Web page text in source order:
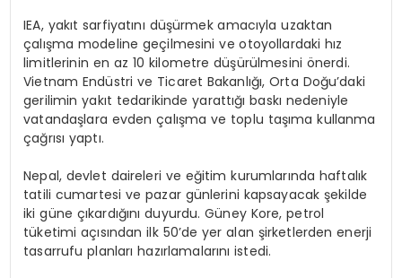
IEA, yakıt sarfiyatını düşürmek amacıyla uzaktan
çalışma modeline geçilmesini ve otoyollardaki hız
limitlerinin en az 10 kilometre düşürülmesini önerdi.
Vietnam Endüstri ve Ticaret Bakanlığı, Orta Doğu’daki
gerilimin yakıt tedarikinde yarattığı baskı nedeniyle
vatandaşlara evden çalışma ve toplu taşıma kullanma
çağrısı yaptı.
Nepal, devlet daireleri ve eğitim kurumlarında haftalık
tatili cumartesi ve pazar günlerini kapsayacak şekilde
iki güne çıkardığını duyurdu. Güney Kore, petrol
tüketimi açısından ilk 50’de yer alan şirketlerden enerji
tasarrufu planları hazırlamalarını istedi.